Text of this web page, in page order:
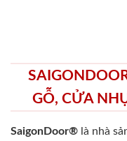
GỖ, CỬA
SaigonDoor® là nhà